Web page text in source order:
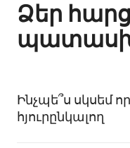
Ձեր
Ինչպե՞ս սկսեմ
հյուրընկալող